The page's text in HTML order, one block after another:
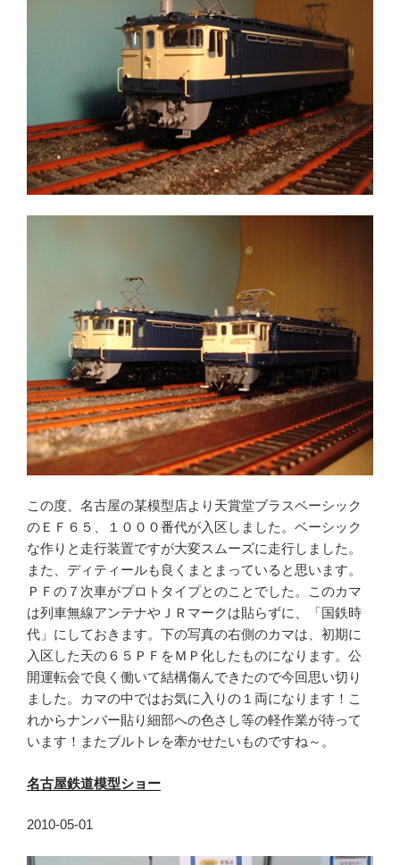
この度、名古屋の某模型店より天賞堂ブラスベーシック
のＥＦ６５、１０００番代が入区しました。ベーシック
な作りと走行装置ですが大変スムーズに走行しました。
また、ディティールも良くまとまっていると思います。
ＰＦの７次車がプロトタイプとのことでした。このカマ
は列車無線アンテナやＪＲマークは貼らずに、「国鉄時
代」にしておきます。下の写真の右側のカマは、初期に
入区した天の６５ＰＦをＭＰ化したものになります。公
開運転会で良く働いて結構傷んできたので今回思い切り
ました。カマの中ではお気に入りの１両になります！こ
れからナンバー貼り細部への色さし等の軽作業が待って
います！またブルトレを牽かせたいものですね～。
名古屋鉄道模型ショー
2010-05-01